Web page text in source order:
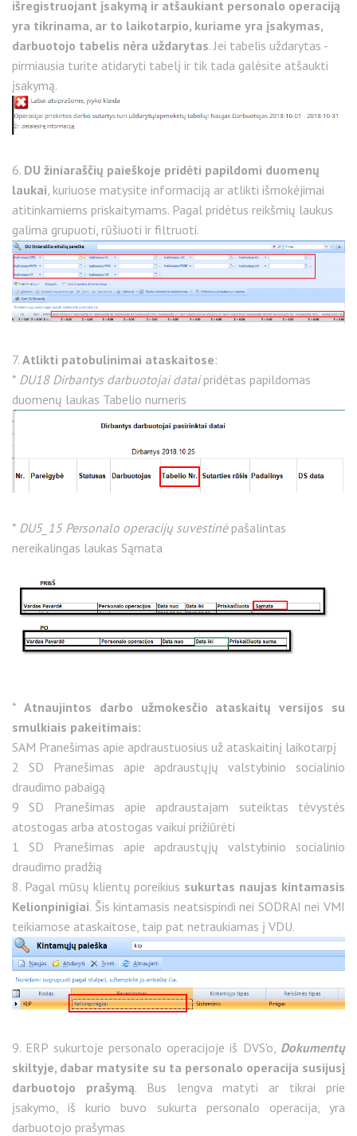
išregistruojant įsakymą ir atšaukiant personalo operaciją
yra tikrinama, ar to laikotarpio, kuriame yra įsakymas,
darbuotojo tabelis nėra uždarytas. Jei tabelis uždarytas -
pirmiausia turite atidaryti tabelį ir tik tada galėsite atšaukti
įsakymą.
6. DU žiniaraščių paieškoje pridėti papildomi duomenų
laukai, kuriuose matysite informaciją ar atlikti išmokėjimai
atitinkamiems priskaitymams. Pagal pridėtus reikšmių laukus
galima grupuoti, rūšiuoti ir filtruoti.
7. Atlikti patobulinimai ataskaitose:
* DU18 Dirbantys darbuotojai dataipridėtas papildomas
duomenų laukas Tabelio numeris
* DU5_15 Personalo operacijų suvestinėpašalintas
nereikalingas laukas Sąmata
* Atnaujintos darbo užmokesčio ataskaitų versijos su
smulkiais pakeitimais:
SAM Pranešimas apie apdraustuosius už ataskaitinį laikotarpį
2 SD Pranešimas apie apdraustųjų valstybinio socialinio
draudimo pabaigą
9 SD Pranešimas apie apdraustajam suteiktas tėvystės
atostogas arba atostogas vaikui prižiūrėti
1 SD Pranešimas apie apdraustųjų valstybinio socialinio
draudimo pradžią
8. Pagal mūsų klientų poreikius sukurtas naujas kintamasis
Kelionpinigiai. Šis kintamasis neatsispindi nei SODRAI nei VMI
teikiamose ataskaitose, taip pat netraukiamas į VDU.
9. ERP sukurtoje personalo operacijoje iš DVS'o, Dokumentų
skiltyje, dabar matysite su ta personalo operacija susijusį
darbuotojo prašymą. Bus lengva matyti ar tikrai prie
įsakymo, iš kurio buvo sukurta personalo operacija, yra
darbuotojo prašymas